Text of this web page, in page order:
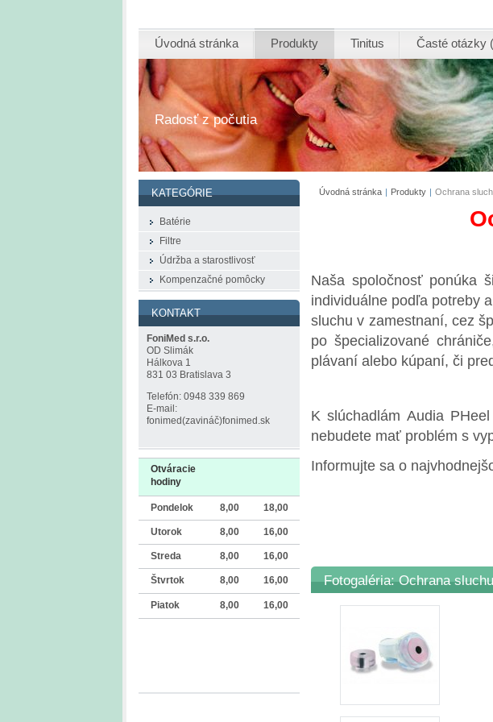
Úvodná stránka Produkty Tinitus Časté otázky
Radosť z počutia
Úvodná stránka | Produkty | Ochrana
Naša spoločnosť ponúka
individuálne podľa potreby
sluchu v zamestnaní, cez
po špecializované
plávaní alebo kúpaní, či
K slúchadlám Audia
nebudete mať problém s
Informujte sa o
Fotogaléria: Ochrana sluchu
KATEGÓRIE
Batérie
Filtre
Údržba a starostlivosť
Kompenzačné pomôcky
KONTAKT
FoniMed s.r.o.
OD Slimák
Hálkova 1
831 03 Bratislava 3
Telefón: 0948 339 869
E-mail:
fonimed(zavináč)fonimed.sk
Otváracie
hodiny
Pondelok 8,00 18,00
Utorok 8,00 16,00
Streda 8,00 16,00
Štvrtok 8,00 16,00
Piatok 8,00 16,00